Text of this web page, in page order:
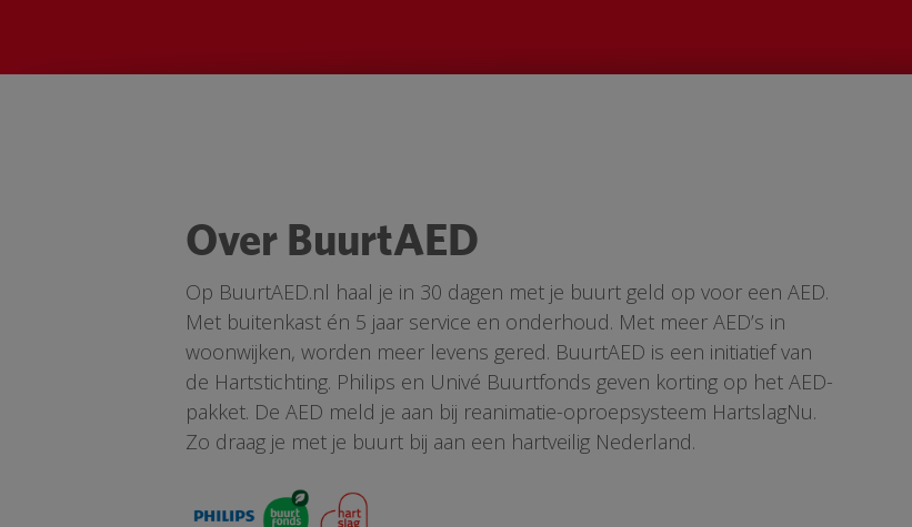
Over BuurtAED
Op BuurtAED.nl haal je in 30 dagen met je buurt geld op voor een AED.
Met buitenkast én 5 jaar service en onderhoud. Met meer AED’s in
woonwijken, worden meer levens gered. BuurtAED is een initiatief van
de Hartstichting. Philips en Univé Buurtfonds geven korting op het AED-
pakket. De AED meld je aan bij reanimatie-oproepsysteem HartslagNu.
Zo draag je met je buurt bij aan een hartveilig Nederland.